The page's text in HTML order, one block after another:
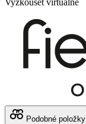
Vyzkoušet virtuálně
Podobné položky